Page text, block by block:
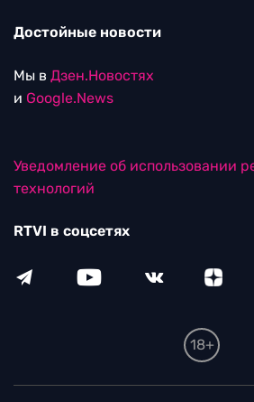
Достойные новости
Мы в Дзен.Новостях
и Google.News
Уведомление об использовании
технологий
RTVI в соцсетях
18+